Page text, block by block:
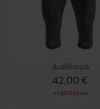
Διαθέσιμο
42,00 €
+126 Πόντοι